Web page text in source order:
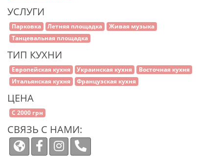
УСЛУГИ
Парковка Летняя площадка
Живая музыка
Танцевальная площадка
ТИП КУХНИ
Европейская кухня Украинская кухня
Восточная кухня
Итальянская кухня
Французская кухня
ЦЕНА
С 2000 грн
СВЯЗЬ С НАМИ: